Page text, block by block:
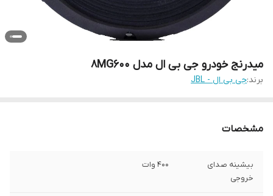
میدرنج خودرو جی بی ال مدل 8MG600
برند:جی بی ال - JBL
مشخصات
بیشینه صدای
خروجی
400 وات